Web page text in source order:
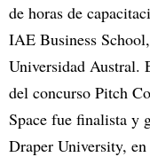
de horas de
IAE Business
Universidad Austral.
del concurso Pitch
Space fue finalista y
Draper University,